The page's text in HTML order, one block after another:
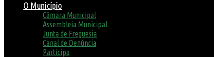
O Município
Câmara Municipal
Assembleia Municipal
Junta de Freguesia
Canal de Denúncia
Participa